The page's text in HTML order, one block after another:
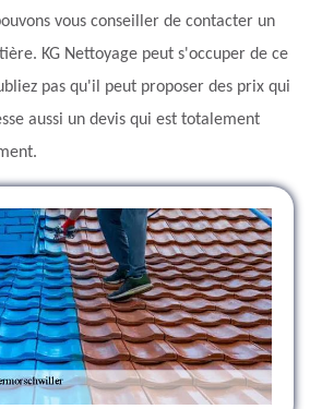
vous conseiller de contacter un
KG Nettoyage peut s'occuper de ce
pas qu'il peut proposer des prix qui
aussi un devis qui est totalement